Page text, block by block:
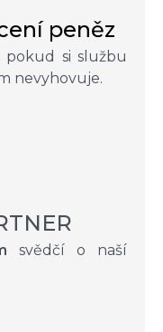
peněz
pokud si službu
nevyhovuje.
svědčí o naší